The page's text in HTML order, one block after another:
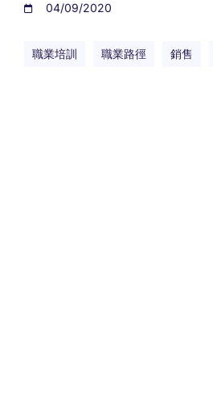
04/09/2020
職業培訓 職業路徑 銷售